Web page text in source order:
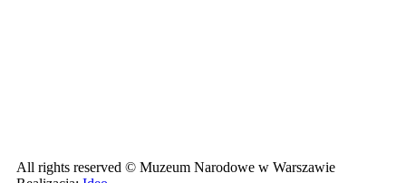
All rights reserved © Muzeum Narodowe w Warszawie